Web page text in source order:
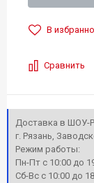
В
Сравнить
Доставка в ШОУ-
г. Рязань,
Режим работы:
Пн-Пт с 10:00 до
Сб-Вс с 10:00 до